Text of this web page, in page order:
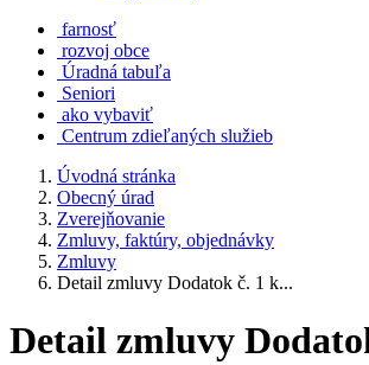
farnosť
rozvoj obce
Úradná tabuľa
Seniori
ako vybaviť
Centrum zdieľaných služieb
Úvodná stránka
Obecný úrad
Zverejňovanie
Zmluvy, faktúry, objednávky
Zmluvy
Detail zmluvy Dodatok č. 1 k...
Detail zmluvy